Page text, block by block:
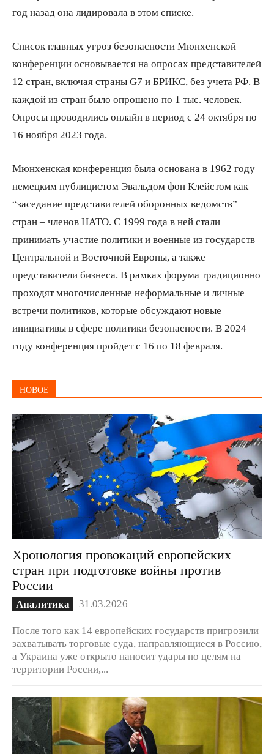
год назад она лидировала в этом списке.
Список главных угроз безопасности Мюнхенской
конференции основывается на опросах представителей
12 стран, включая страны G7 и БРИКС, без учета РФ. В
каждой из стран было опрошено по 1 тыс. человек.
Опросы проводились онлайн в период с 24 октября по
16 ноября 2023 года.
Мюнхенская конференция была основана в 1962 году
немецким публицистом Эвальдом фон Клейстом как
“заседание представителей оборонных ведомств”
стран – членов НАТО. С 1999 года в ней стали
принимать участие политики и военные из государств
Центральной и Восточной Европы, а также
представители бизнеса. В рамках форума традиционно
проходят многочисленные неформальные и личные
встречи политиков, которые обсуждают новые
инициативы в сфере политики безопасности. В 2024
году конференция пройдет с 16 по 18 февраля.
НОВОЕ
Хронология провокаций европейских
стран при подготовке войны против
России
Аналитика 31.03.2026
После того как 14 европейских государств пригрозили
захватывать торговые суда, направляющиеся в Россию,
а Украина уже открыто наносит удары по целям на
территории России,...